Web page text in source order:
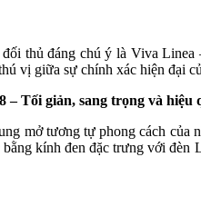
thủ đáng chú ý là Viva
vị giữa sự chính xác hiện đại
– Tối giản, sang trọng và hiệu
mở tương tự phong cách
kính đen đặc trưng với